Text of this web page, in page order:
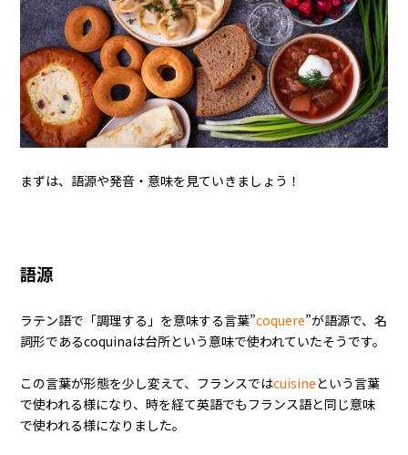
まずは、語源や発音・意味を見ていきましょう！
語源
ラテン語で「調理する」を意味する言葉”coquere”が語源で、名
詞形であるcoquinaは台所という意味で使われていたそうです。
この言葉が形態を少し変えて、フランスではcuisineという言葉
で使われる様になり、時を経て英語でもフランス語と同じ意味
で使われる様になりました。